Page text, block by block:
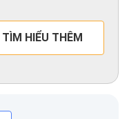
TÌM HIỂU THÊM